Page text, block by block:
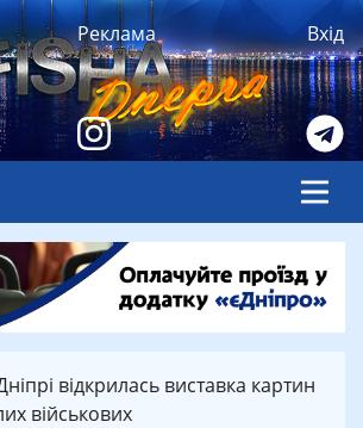
Реклама Вхід
відкрилась виставка картин
військових